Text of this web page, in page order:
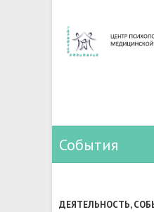
События
ДЕЯТЕЛЬНОСТЬ,